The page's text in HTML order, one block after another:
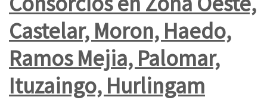
Castelar, Moron, Haedo,
Ramos Mejia, Palomar,
Ituzaingo, Hurlingam